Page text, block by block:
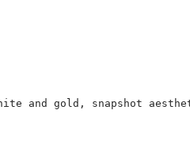
and gold, snapshot